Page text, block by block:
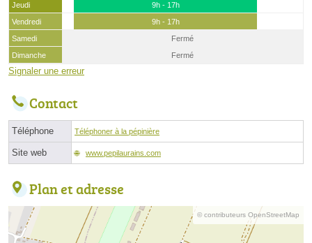
Jeudi
9h - 17h
Vendredi
9h - 17h
Samedi
Fermé
Dimanche
Fermé
Signaler une erreur
Contact
Téléphone Téléphoner à la pépinière
Site web www.pepilaurains.com
Plan et adresse
© contributeurs OpenStreetMap